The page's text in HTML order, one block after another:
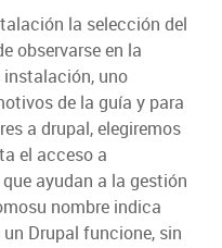
la selección del
observarse en la
uno
de la guía y para
a drupal, elegiremos
el acceso a
ayudan a la gestión
nombre indica
Drupal funcione, sin